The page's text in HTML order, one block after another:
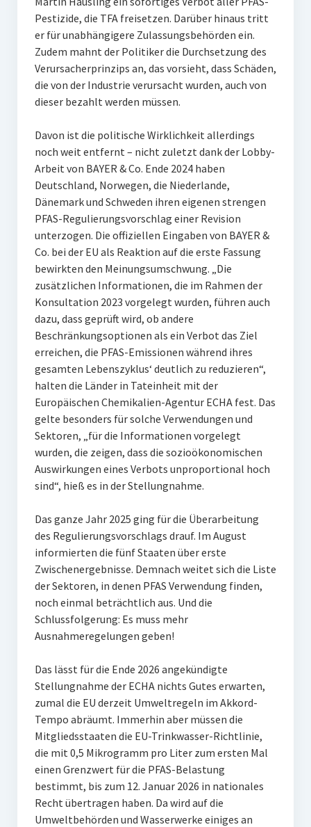
Pestizide, die TFA freisetzen. Darüber hinaus tritt
er für unabhängigere Zulassungsbehörden ein.
Zudem mahnt der Politiker die Durchsetzung des
Verursacherprinzips an, das vorsieht, dass Schäden,
die von der Industrie verursacht wurden, auch von
dieser bezahlt werden müssen.
Davon ist die politische Wirklichkeit allerdings
noch weit entfernt – nicht zuletzt dank der Lobby-
Arbeit von BAYER & Co. Ende 2024 haben
Deutschland, Norwegen, die Niederlande,
Dänemark und Schweden ihren eigenen strengen
PFAS-Regulierungsvorschlag einer Revision
unterzogen. Die offiziellen Eingaben von BAYER &
Co. bei der EU als Reaktion auf die erste Fassung
bewirkten den Meinungsumschwung. „Die
zusätzlichen Informationen, die im Rahmen der
Konsultation 2023 vorgelegt wurden, führen auch
dazu, dass geprüft wird, ob andere
Beschränkungsoptionen als ein Verbot das Ziel
erreichen, die PFAS-Emissionen während ihres
gesamten Lebenszyklus‘ deutlich zu reduzieren“,
halten die Länder in Tateinheit mit der
Europäischen Chemikalien-Agentur ECHA fest. Das
gelte besonders für solche Verwendungen und
Sektoren, „für die Informationen vorgelegt
wurden, die zeigen, dass die sozioökonomischen
Auswirkungen eines Verbots unproportional hoch
sind“, hieß es in der Stellungnahme.
Das ganze Jahr 2025 ging für die Überarbeitung
des Regulierungsvorschlags drauf. Im August
informierten die fünf Staaten über erste
Zwischenergebnisse. Demnach weitet sich die Liste
der Sektoren, in denen PFAS Verwendung finden,
noch einmal beträchtlich aus. Und die
Schlussfolgerung: Es muss mehr
Ausnahmeregelungen geben!
Das lässt für die Ende 2026 angekündigte
Stellungnahme der ECHA nichts Gutes erwarten,
zumal die EU derzeit Umweltregeln im Akkord-
Tempo abräumt. Immerhin aber müssen die
Mitgliedsstaaten die EU-Trinkwasser-Richtlinie,
die mit 0,5 Mikrogramm pro Liter zum ersten Mal
einen Grenzwert für die PFAS-Belastung
bestimmt, bis zum 12. Januar 2026 in nationales
Recht übertragen haben. Da wird auf die
Umweltbehörden und Wasserwerke einiges an